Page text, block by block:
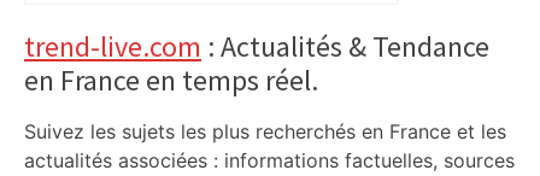
Primary
Sidebar
trend-live.com : Actualités & Tendance
en France en temps réel.
Suivez les sujets les plus recherchés en France et les
actualités associées : informations factuelles, sources